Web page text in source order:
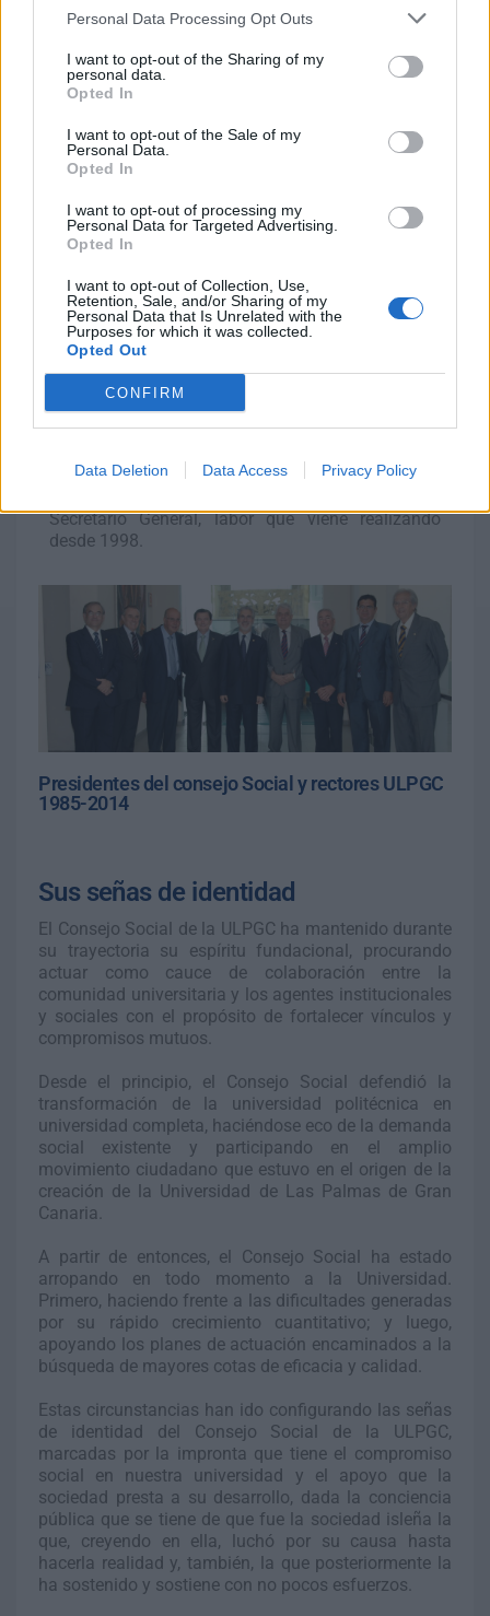
Personal Data Processing Opt Outs
I want to opt-out of the Sharing of my
personal data.
Opted In
I want to opt-out of the Sale of my
Personal Data.
Opted In
I want to opt-out of processing my
Personal Data for Targeted Advertising.
Opted In
I want to opt-out of Collection, Use,
Retention, Sale, and/or Sharing of my
Personal Data that Is Unrelated with the
Purposes for which it was collected.
Opted Out
CONFIRM
Data Deletion Data Access Privacy Policy
Presidente del Consejo Social, ejerciendo el cargo
hasta el 30 de abril de 2019. Tras su mandato, el
hasta entonces Vicepresidente, don Jesús León
Lima, asumió la Presidencia. Sin embargo, su
gestión concluyó en noviembre de 2021, tras
presentar su dimisión debido a diferencias
Lluís Serra.
Durante los meses posteriores, la Vicepresidenta,
doña Ana B. Suárez Calvo, asumió la Presidencia
de manera interina. En febrero de 2022, don Ángel
Tristán Pimienta regresó al cargo de Presidente,
que ocupó hasta el 26 de enero de 2024.
Desde el 8 de febrero de 2024, la Presidencia del
Consejo Social está a cargo de doña Ana B.
Suárez Calvo, quien previamente había ejercido
de 2022. Por su parte, don Miguel Ángel Acosta
Secretario General, labor que viene realizando
desde 1998.
Presidentes del consejo Social y rectores ULPGC
1985-2014
Sus señas de identidad
El Consejo Social de la ULPGC ha mantenido durante
su trayectoria su espíritu fundacional, procurando
actuar como cauce de colaboración entre la
comunidad universitaria y los agentes institucionales
y sociales con el propósito de fortalecer vínculos y
compromisos mutuos.
Desde el principio, el Consejo Social defendió la
transformación de la universidad politécnica en
universidad completa, haciéndose eco de la demanda
social existente y participando en el amplio
movimiento ciudadano que estuvo en el origen de la
creación de la Universidad de Las Palmas de Gran
Canaria.
A partir de entonces, el Consejo Social ha estado
arropando en todo momento a la Universidad.
Primero, haciendo frente a las dificultades generadas
por su rápido crecimiento cuantitativo; y luego,
apoyando los planes de actuación encaminados a la
búsqueda de mayores cotas de eficacia y calidad.
Estas circunstancias han ido configurando las señas
de identidad del Consejo Social de la ULPGC,
marcadas por la impronta que tiene el compromiso
social en nuestra universidad y el apoyo que la
sociedad presta a su desarrollo, dada la conciencia
pública que se tiene de que fue la sociedad isleña la
que, creyendo en ella, luchó por su causa hasta
hacerla realidad y, también, la que posteriormente la
ha sostenido y sostiene con no pocos esfuerzos.